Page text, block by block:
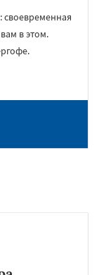
своевременная
в этом.